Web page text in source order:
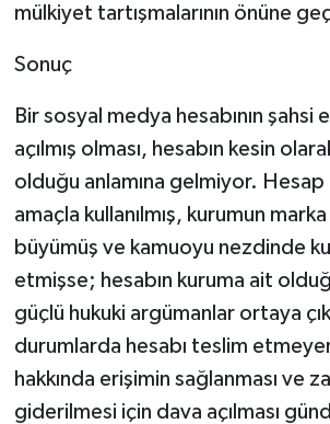
mülkiyet tartışmalarının önüne
Sonuç
Bir sosyal medya hesabının şahsi
açılmış olması, hesabın kesin
olduğu anlamına gelmiyor. Hesap
amaçla kullanılmış, kurumun
büyümüş ve kamuoyu nezdinde
etmişse; hesabın kuruma ait
güçlü hukuki argümanlar ortaya
durumlarda hesabı teslim
hakkında erişimin sağlanması ve
giderilmesi için dava açılması